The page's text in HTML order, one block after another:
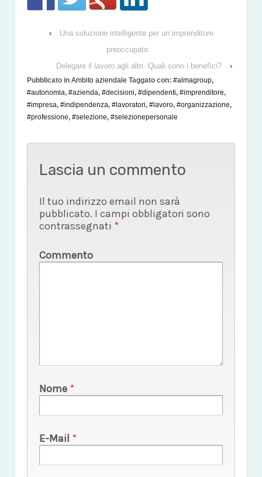
‹
Una soluzione intelligente per un imprenditore
preoccupato.
Delegare il lavoro agli altri. Quali sono i benefìci?
›
Pubblicato in Ambito aziendale Taggato con: #almagroup,
#autonomia, #azienda, #decisioni, #dipendenti, #imprenditore,
#impresa, #indipendenza, #lavoratori, #lavoro, #organizzazione,
#professione, #selezione, #selezionepersonale
Lascia un commento
Il tuo indirizzo email non sarà
pubblicato. I campi obbligatori sono
contrassegnati *
Commento
Nome *
E-Mail *